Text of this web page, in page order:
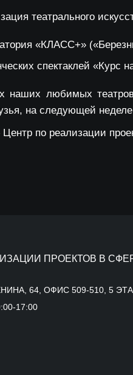
театрального
«КЛАСС+»
спектаклей «Курс
наших любимых
на следующей
по реализации
ПРОЕКТОВ В
64, ОФИС 509-510, 5
17:00